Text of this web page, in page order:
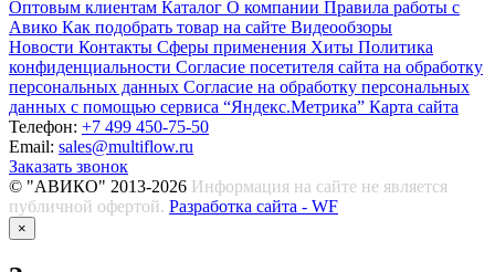
Оптовым клиентам Каталог О компании Правила работы с
Авико Как подобрать товар на сайте Видеообзоры
Новости Контакты Сферы применения Хиты Политика
конфиденциальности Согласие посетителя сайта на обработку
персональных данных Согласие на обработку персональных
данных с помощью сервиса “Яндекс.Метрика” Карта сайта
Телефон: +7 499 450-75-50
Email: sales@multiflow.ru
Заказать звонок
© "АВИКО" 2013-2026 Информация на сайте не является
публичной офертой. Разработка сайта - WF
×